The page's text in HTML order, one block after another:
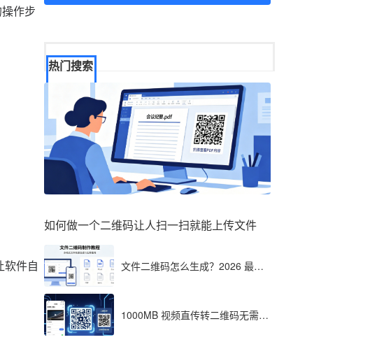
作步
软件自
热门搜索
如何做一个二维码让人扫一扫就能上传文件
文件二维码怎么生成？2026 最全
1000MB 视频直传转二维码无需压